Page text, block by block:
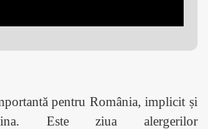
pentru România, implicit și
Este ziua alergerilor